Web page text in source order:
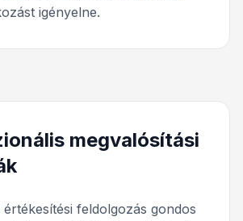
igényelne.
megvalósítási
értékesítési feldolgozás gondos